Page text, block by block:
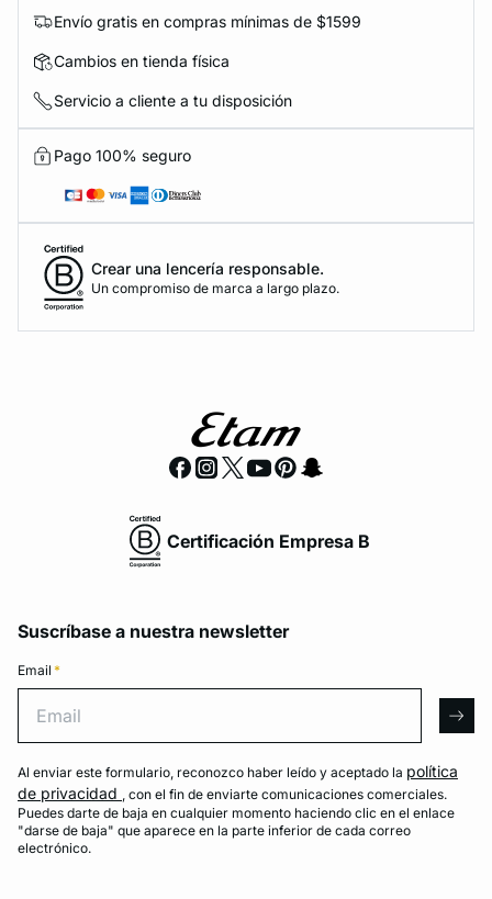
Envío gratis en compras mínimas de $1599
Cambios en tienda física
Servicio a cliente a tu disposición
Pago 100% seguro
Crear una lencería responsable.
Un compromiso de marca a largo plazo.
Certificación Empresa B
Suscríbase a nuestra newsletter
Email *
Al enviar este formulario, reconozco haber leído y aceptado la política
de privacidad , con el fin de enviarte comunicaciones comerciales.
Puedes darte de baja en cualquier momento haciendo clic en el enlace
"darse de baja" que aparece en la parte inferior de cada correo
electrónico.